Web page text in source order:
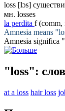
loss [lɔs]
мн. losses
la perdita f (comm,
Amnesia means "
Amnesia significa "
"loss":
at a loss hair loss